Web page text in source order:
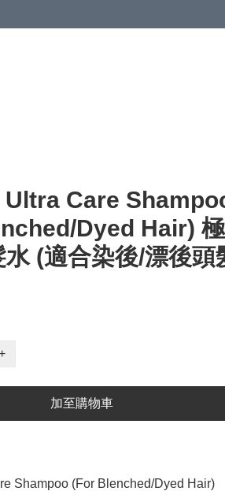
Ultra Care
Dyed Hair)
(適合染後/漂後頭
加至購物車
Shampoo (For Blenched/Dyed Hair)